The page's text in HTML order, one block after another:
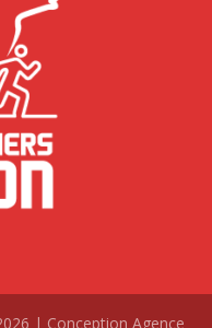
| Conception Agence